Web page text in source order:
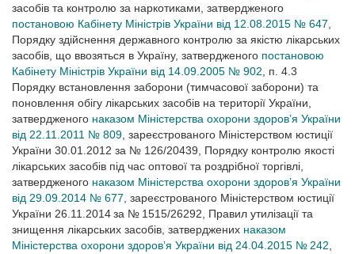
засобів та контролю за наркотиками, затвердженого
постановою Кабінету Міністрів України від 12.08.2015 № 647
Порядку здійснення державного контролю за якістю лікарських
засобів, що ввозяться в Україну, затвердженого постановою
Кабінету Міністрів України від 14.09.2005 № 902 , п. 4.3
Порядку встановлення заборони (тимчасової заборони) та
поновлення обігу лікарських засобів на території України,
затвердженого наказом Міністерства охорони здоров’я України
від 22.11.2011 № 809 , зареєстрованого Міністерством юстиції
України 30.01.2012 за № 126/20439, Порядку контролю якості
лікарських засобів під час оптової та роздрібної торгівлі,
затвердженого наказом Міністерства охорони здоров’я України
від 29.09.2014 № 677 , зареєстрованого Міністерством юстиції
України 26.11.2014 за № 1515/26292, Правил утилізації та
знищення лікарських засобів, затверджених наказом
Міністерства охорони здоров’я України від 24.04.2015 № 242